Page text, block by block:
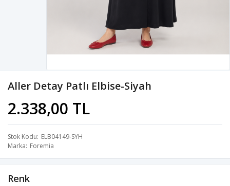
Aller Detay Patlı Elbise-Siyah
2.338,00 TL
Stok Kodu ELB04149-SYH
Marka Foremia
Renk